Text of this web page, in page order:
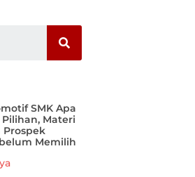
SMK Apa
Pilihan, Materi
Prospek
Memilih